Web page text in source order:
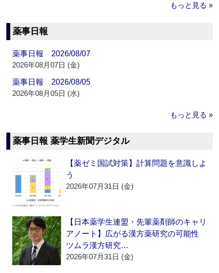
もっと見る »
薬事日報
薬事日報 2026/08/07
2026年08月07日 (金)
薬事日報 2026/08/05
2026年08月05日 (水)
もっと見る »
薬事日報 薬学生新聞デジタル
【薬ゼミ国試対策】計算問題を意識しよ
う
2026年07月31日 (金)
【日本薬学生連盟・先輩薬剤師のキャリ
アノート】広がる漢方薬研究の可能性
ツムラ漢方研究…
2026年07月31日 (金)